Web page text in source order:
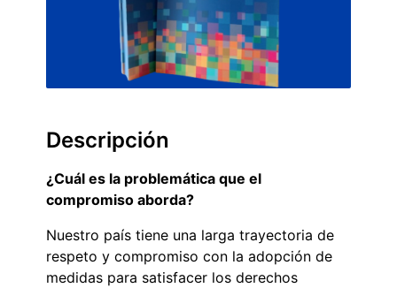
Descripción
¿Cuál es la problemática que el
compromiso aborda?
Nuestro país tiene una larga trayectoria de
respeto y compromiso con la adopción de
medidas para satisfacer los derechos